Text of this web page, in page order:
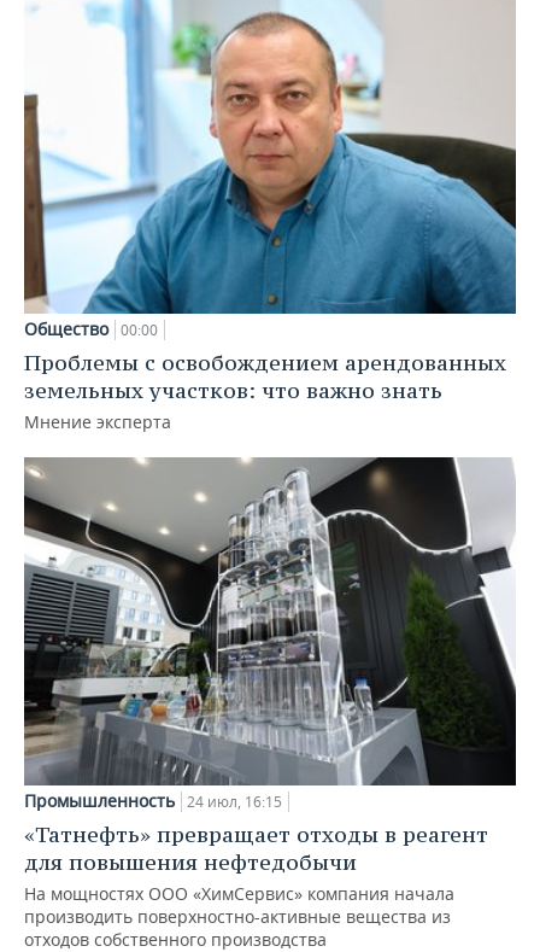
Общество 00:00
Проблемы с освобождением арендованных
земельных участков: что важно знать
Мнение эксперта
Промышленность 24 июл, 16:15
«Татнефть» превращает отходы в реагент
для повышения нефтедобычи
На мощностях ООО «ХимСервис» компания начала
производить поверхностно-активные вещества из
отходов собственного производства